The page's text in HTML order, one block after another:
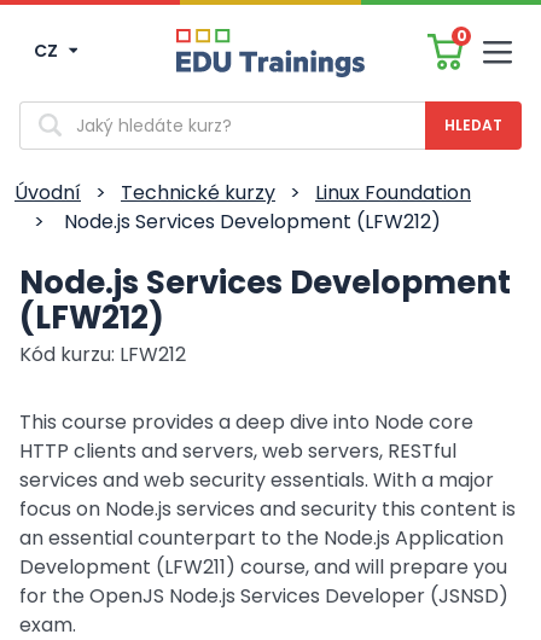
CZ
0
Vyhledávání
Úvodní > Technické kurzy >
Linux Foundation
>
Node.js Services Development (LFW212)
Node.js Services Development
(LFW212)
Kód kurzu: LFW212
This course provides a deep dive into Node core
HTTP clients and servers, web servers, RESTful
services and web security essentials. With a major
focus on Node.js services and security this content is
an essential counterpart to the Node.js Application
Development (LFW211) course, and will prepare you
for the OpenJS Node.js Services Developer (JSNSD)
exam.